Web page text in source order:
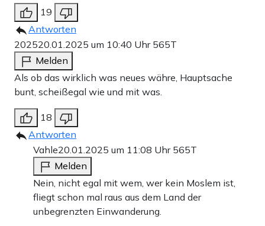
19
Antworten
202520.01.2025 um 10:40 Uhr 565T
Melden
Als ob das wirklich was neues währe, Hauptsache
bunt, scheißegal wie und mit was.
18
Antworten
Vahle20.01.2025 um 11:08 Uhr 565T
Melden
Nein, nicht egal mit wem, wer kein Moslem ist,
fliegt schon mal raus aus dem Land der
unbegrenzten Einwanderung.